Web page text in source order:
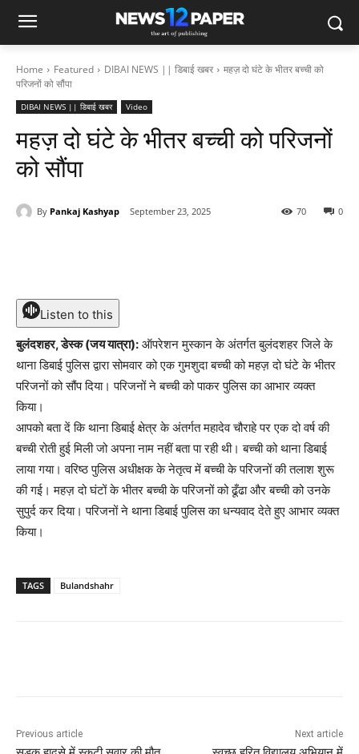
Home Featured DIBAI NEWS || डिबाई खबर
महज़ दो घंटे के भीतर बच्ची को
परिजनों को सौंपा
DIBAI NEWS || डिबाई खबर Video
महज़ दो घंटे के भीतर बच्ची को परिजनों
को सौंपा
By Pankaj Kashyap September 23, 2025 0
70
Listen to this
बुलंदशहर, डेस्क (जय यात्रा): ऑपरेशन मुस्कान के अंतर्गत बुलंदशहर जिले के
थाना डिबाई पुलिस द्वारा सोमवार को एक गुमशुदा बच्ची को महज़ दो घंटे के भीतर
परिजनों को सौंप दिया। परिजनों ने बच्ची को पाकर पुलिस का आभार व्यक्त
किया।
आपको बता दें कि थाना डिबाई क्षेत्र के अंतर्गत महादेव चौराहे पर एक दो वर्ष की
बच्ची रोती हुई मिली जो अपना नाम नहीं बता पा रही थी। बच्ची को थाना डिबाई
लाया गया। वरिष्ठ पुलिस अधीक्षक के नेतृत्व में बच्ची के परिजनों की तलाश शुरू
की गई। महज़ दो घंटों के भीतर बच्ची के परिजनों को ढूँढा और बच्ची को उनके
सुपुर्द कर दिया। परिजनों ने थाना डिबाई पुलिस का धन्यवाद देते हुए आभार व्यक्त
किया।
TAGS Bulandshahr
Previous article Next article